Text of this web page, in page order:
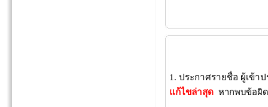
1. ประกาศรายชื่อ ผู้เข้า
แก้ไขล่าสุด หากพบข้อผิ